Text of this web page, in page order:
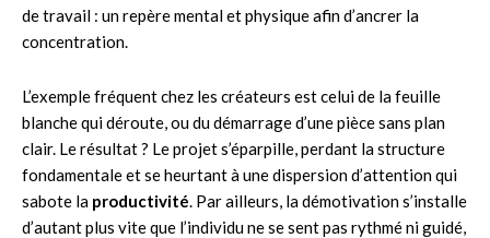
de travail : un repère mental et physique afin d’ancrer la
concentration.
L’exemple fréquent chez les créateurs est celui de la feuille
blanche qui déroute, ou du démarrage d’une pièce sans plan
clair. Le résultat ? Le projet s’éparpille, perdant la structure
fondamentale et se heurtant à une dispersion d’attention qui
sabote la productivité. Par ailleurs, la démotivation s’installe
d’autant plus vite que l’individu ne se sent pas rythmé ni guidé,